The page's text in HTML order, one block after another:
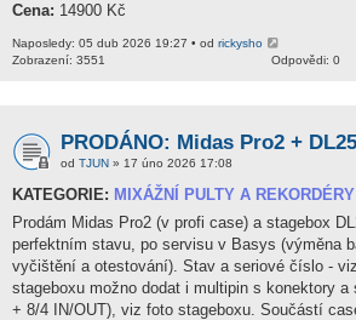
Cena: 14900 Kč
Naposledy: 05 dub 2026 19:27 • od rickysho
Odpovědi: 0
Zobrazení: 3551
PRODÁNO: Midas Pro2 +
od TJUN » 17 úno 2026 17:08
KATEGORIE: MIXÁŽNÍ PULTY A REKORDÉRY
Prodám Midas Pro2 (v profi case) a stagebox
perfektním stavu, po servisu v Basys (výměna
vyčištění a otestování). Stav a seriové číslo -
stageboxu možno dodat i multipin s konektory
+ 8/4 IN/OUT), viz foto stageboxu. Součástí